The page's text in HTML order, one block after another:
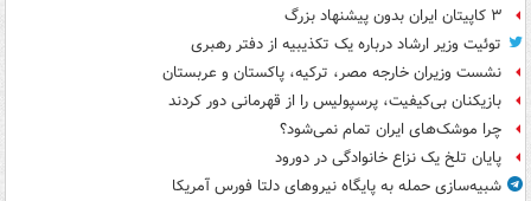
۳ کاپیتان ایران بدون پیشنهاد بزرگ
توئیت وزیر ارشاد درباره یک تکذیبیه از دفتر رهبری
نشست وزیران خارجه مصر، ترکیه، پاکستان و عربستان
بازیکنان بی‌کیفیت، پرسپولیس را از قهرمانی دور کردند
چرا موشک‌های ایران تمام نمی‌شود؟
پایان تلخ یک نزاع خانوادگی در دورود
شبیه‌سازی حمله به پایگاه نیروهای دلتا فورس آمریکا